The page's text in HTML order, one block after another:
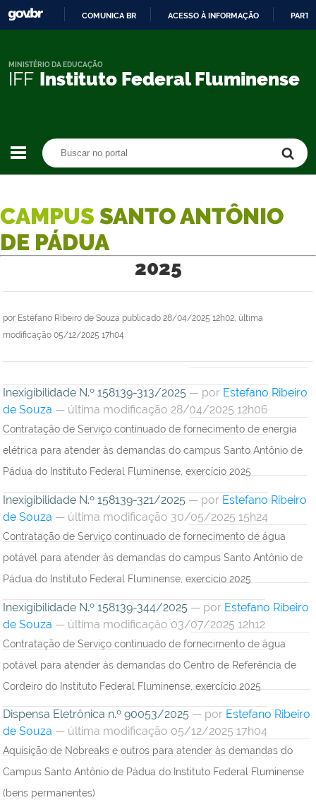
CONTEÚDO
COMUNICA BR ACESSO À INFORMAÇÃO
IFF Instituto Federal Fluminense
MINISTÉRIO DA EDUCAÇÃO
CAMPUS SANTO ANTÔNIO
DE PÁDUA
2025
por Estefano Ribeiro de Souza publicado 28/04/2025 12h02, última
modificação 05/12/2025 17h04
Inexigibilidade N.º 158139-313/2025 — por Estefano Ribeiro
de Souza — última modificação 28/04/2025 12h06
Contratação de Serviço continuado de fornecimento de energia
elétrica para atender às demandas do campus Santo Antônio de
Pádua do Instituto Federal Fluminense, exercício 2025
Inexigibilidade N.º 158139-321/2025 — por Estefano Ribeiro
de Souza — última modificação 30/05/2025 15h24
Contratação de Serviço continuado de fornecimento de água
potável para atender às demandas do campus Santo Antônio de
Pádua do Instituto Federal Fluminense, exercício 2025
Inexigibilidade N.º 158139-344/2025 — por Estefano Ribeiro
de Souza — última modificação 03/07/2025 12h12
Contratação de Serviço continuado de fornecimento de água
potável para atender às demandas do Centro de Referência de
Cordeiro do Instituto Federal Fluminense, exercício 2025
Dispensa Eletrônica n.º 90053/2025 — por Estefano Ribeiro
de Souza — última modificação 05/12/2025 17h04
Aquisição de Nobreaks e outros para atender às demandas do
Campus Santo Antônio de Pádua do Instituto Federal Fluminense
(bens permanentes)